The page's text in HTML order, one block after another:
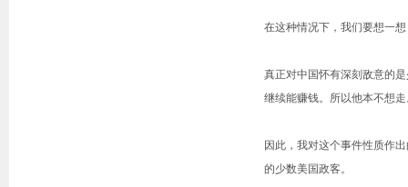
在这种情况下，我们要想一
真正对中国怀有深刻敌意的
继续能赚钱。所以他本不想
因此，我对这个事件性质作
的少数美国政客。